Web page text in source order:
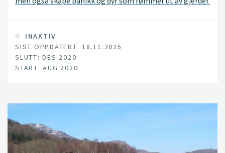
militært skytefelt på husdyr, både i fjøs og på beite i
nærheten av skytefeltet.
INAKTIV
SIST OPPDATERT: 18.11.2025
SLUTT: DES 2020
START: AUG 2020